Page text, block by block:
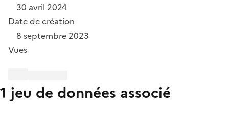
30 avril 2024
Date de création
8 septembre 2023
Vues
1 jeu de données associé